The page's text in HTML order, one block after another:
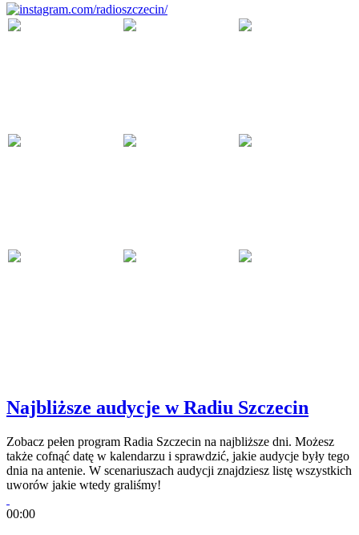
Najbliższe audycje w Radiu Szczecin
Zobacz pełen program Radia Szczecin na najbliższe dni. Możesz
także cofnąć datę w kalendarzu i sprawdzić, jakie audycje były tego
dnia na antenie. W scenariuszach audycji znajdziesz listę wszystkich
uworów jakie wtedy graliśmy!
00:00